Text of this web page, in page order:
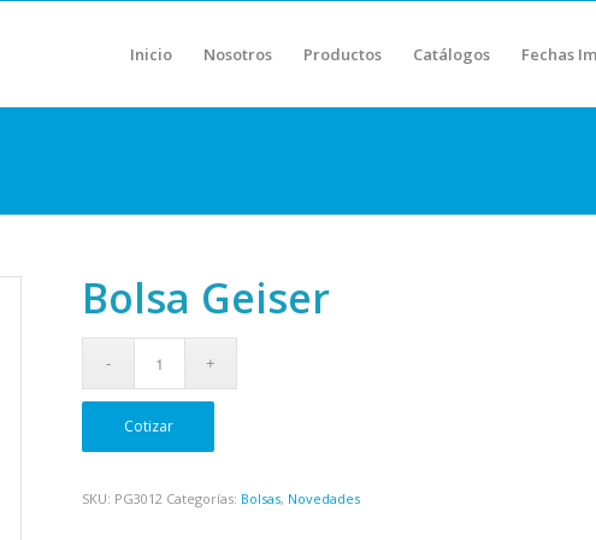
Inicio Nosotros Productos Catálogos Fechas
Bolsa Geiser
Cotizar
SKU: PG3012 Categorías: Bolsas, Novedades